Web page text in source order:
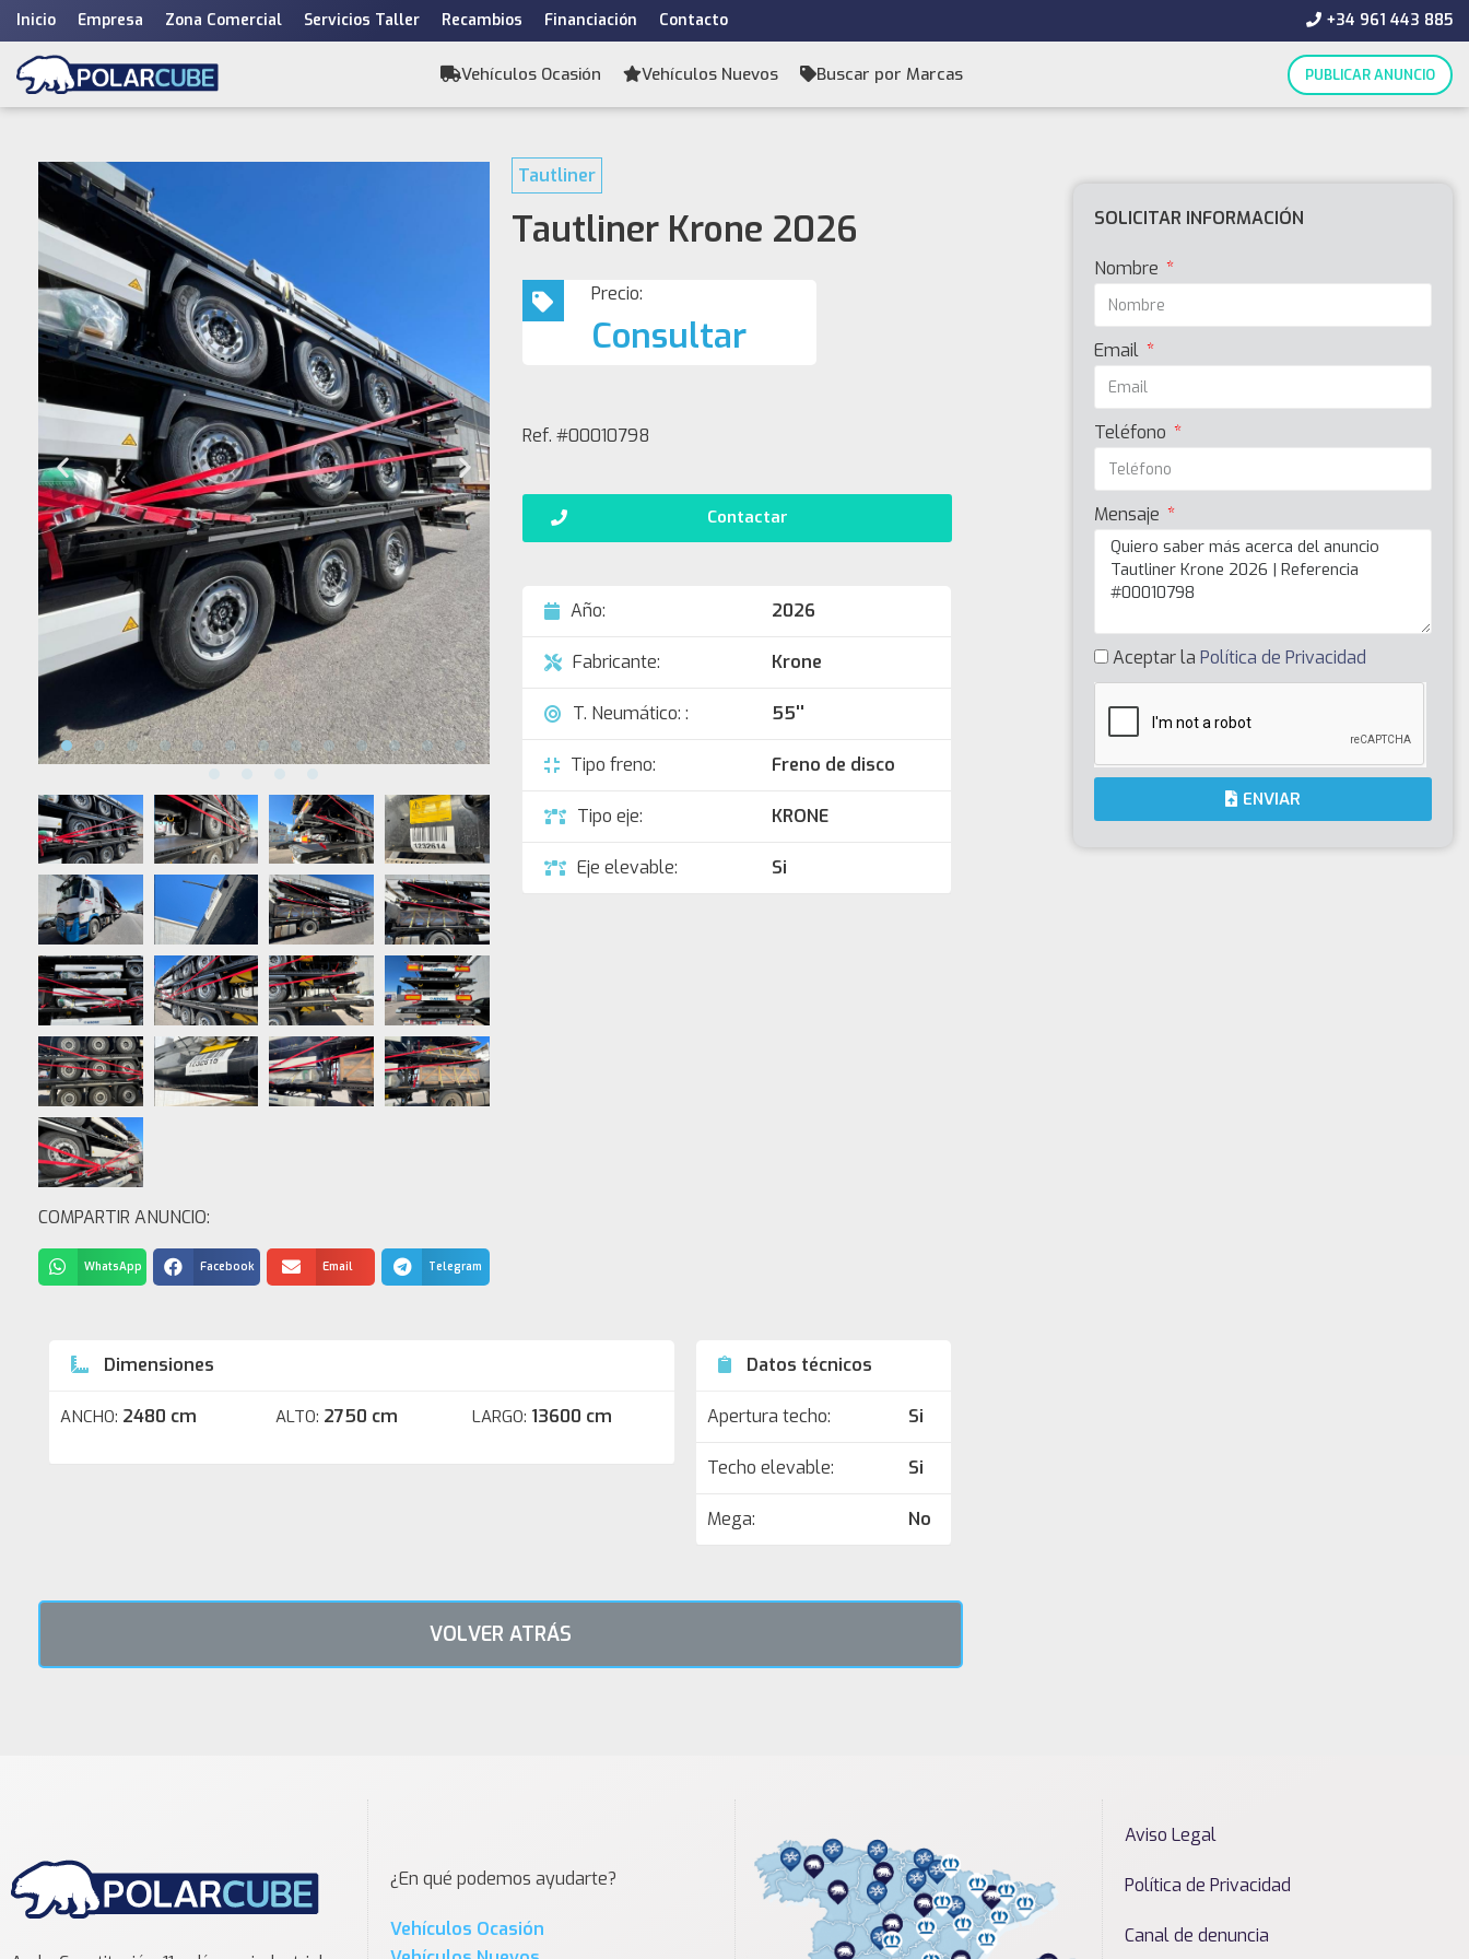
Saltar
al
contenido
Inicio Empresa Zona Comercial Servicios Taller Recambios Financiación Contacto +34 961 443 885
Vehículos Ocasión Vehículos Nuevos Buscar por Marcas PUBLICAR ANUNCIO
COMPARTIR ANUNCIO:
WhatsApp Facebook Email Telegram
Tautliner
Tautliner Krone 2026
Precio:
Consultar
Ref. #00010798
Contactar
Año: 2026
Fabricante: Krone
T. Neumático: : 55''
Tipo freno: Freno de disco
Tipo eje: KRONE
Eje elevable: Si
Dimensiones
ANCHO: 2480 cm ALTO: 2750 cm LARGO: 13600 cm
Datos técnicos
Apertura techo: Si
Techo elevable: Si
Mega: No
VOLVER ATRÁS
SOLICITAR INFORMACIÓN
Nombre
Email
Teléfono
Mensaje
Aceptar la Política de Privacidad
ENVIAR
¿En qué podemos ayudarte?
Vehículos Ocasión
Aviso Legal
Política de Privacidad
Canal de denuncia